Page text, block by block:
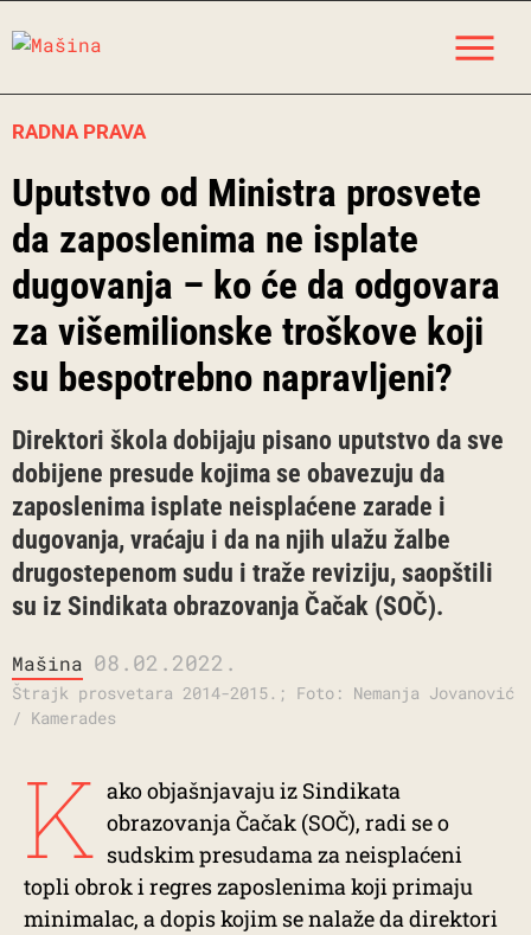
to
RADNA PRAVA
Uputstvo od Ministra prosvete
da zaposlenima ne isplate
dugovanja – ko će da odgovara
za višemilionske troškove koji
su bespotrebno napravljeni?
Direktori škola dobijaju pisano uputstvo da sve
dobijene presude kojima se obavezuju da
zaposlenima isplate neisplaćene zarade i
dugovanja, vraćaju i da na njih ulažu žalbe
drugostepenom sudu i traže reviziju, saopštili
su iz Sindikata obrazovanja Čačak (SOČ).
Mašina 08.02.2022.
Štrajk prosvetara 2014-2015.; Foto: Nemanja Jovanović
/ Kamerades
K ako objašnjavaju iz Sindikata
obrazovanja Čačak (SOČ), radi se o
sudskim presudama za neisplaćeni
topli obrok i regres zaposlenima koji primaju
minimalac, a dopis kojim se nalaže da direktori